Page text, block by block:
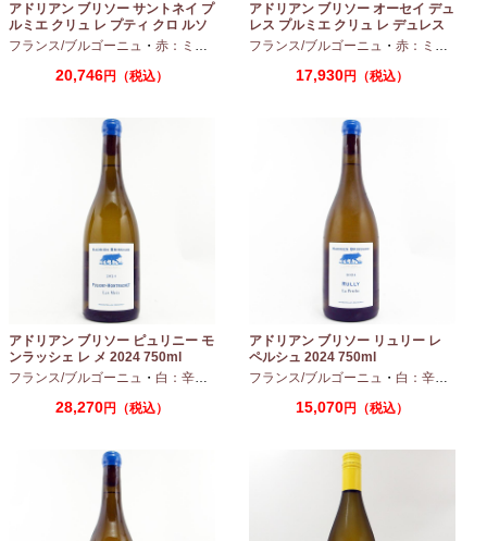
アドリアン ブリソー サントネイ プ
ルミエ クリュ レ プティ クロ ルソ
ー 2024 750ml
フランス/ブルゴーニュ ・ 赤：ミディアムボディ ・ピノノワール
20,746円（税込）
アドリアン ブリソー オーセイ デュ
レス プルミエ クリュ レ デュレス
2024 750ml
フランス/ブルゴーニュ ・ 赤：ミディアムボディ
17,930円（税込）
アドリアン ブリソー ピュリニー モ
ンラッシェ レ メ 2024 750ml
フランス/ブルゴーニュ ・ 白：辛口 シャルドネ
28,270円（税込）
アドリアン ブリソー リュリー レ
ペルシュ 2024 750ml
フランス/ブルゴーニュ ・ 白：辛口
15,070円（税込）